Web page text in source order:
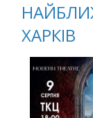
ХАРКІВ